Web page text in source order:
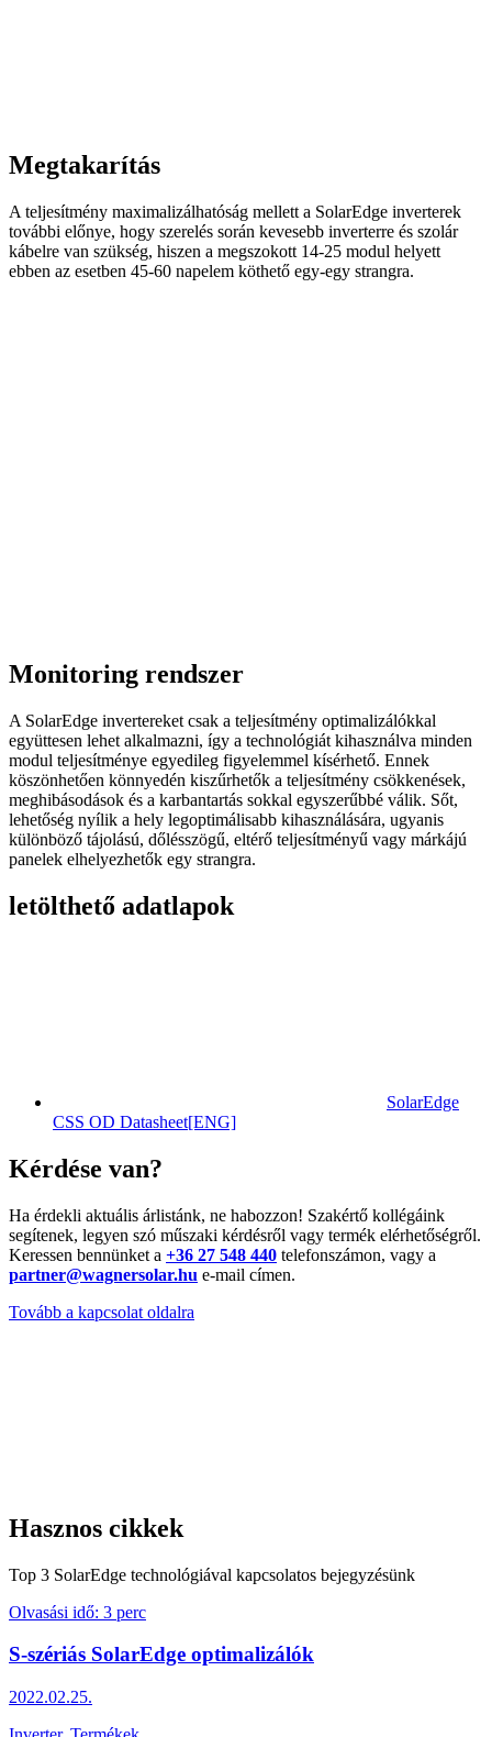
Megtakarítás
A teljesítmény maximalizálhatóság mellett a SolarEdge inverterek
további előnye, hogy szerelés során kevesebb inverterre és szolár
kábelre van szükség, hiszen a megszokott 14-25 modul helyett
ebben az esetben 45-60 napelem köthető egy-egy strangra.
Monitoring rendszer
A SolarEdge invertereket csak a teljesítmény optimalizálókkal
együttesen lehet alkalmazni, így a technológiát kihasználva minden
modul teljesítménye egyedileg figyelemmel kísérhető. Ennek
köszönhetően könnyedén kiszűrhetők a teljesítmény csökkenések,
meghibásodások és a karbantartás sokkal egyszerűbbé válik. Sőt,
lehetőség nyílik a hely legoptimálisabb kihasználására, ugyanis
különböző tájolású, dőlésszögű, eltérő teljesítményű vagy márkájú
panelek elhelyezhetők egy strangra.
letölthető adatlapok
SolarEdge
CSS OD Datasheet[ENG]
Kérdése van?
Ha érdekli aktuális árlistánk, ne habozzon! Szakértő kollégáink
segítenek, legyen szó műszaki kérdésről vagy termék elérhetőségről.
Keressen bennünket a +36 27 548 440 telefonszámon, vagy a
partner@wagnersolar.hu e-mail címen.
Tovább a kapcsolat oldalra
Hasznos cikkek
Top 3 SolarEdge technológiával kapcsolatos bejegyzésünk
Olvasási idő: 3 perc
S-szériás SolarEdge optimalizálók
2022.02.25.